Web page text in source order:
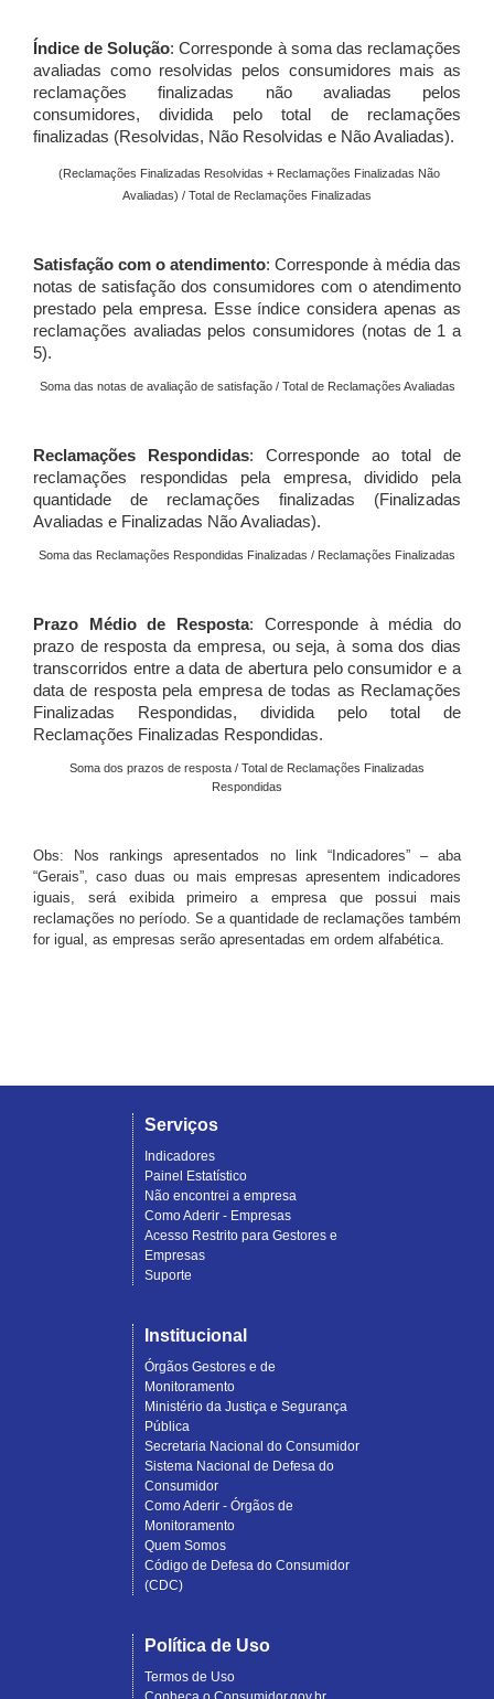
Índice de Solução: Corresponde à soma das reclamações
avaliadas como resolvidas pelos consumidores mais as
reclamações finalizadas não avaliadas pelos
consumidores, dividida pelo total de reclamações
finalizadas (Resolvidas, Não Resolvidas e Não Avaliadas).
(Reclamações Finalizadas Resolvidas + Reclamações Finalizadas Não
Avaliadas) / Total de Reclamações Finalizadas
Satisfação com o atendimento: Corresponde à média das
notas de satisfação dos consumidores com o atendimento
prestado pela empresa. Esse índice considera apenas as
reclamações avaliadas pelos consumidores (notas de 1 a
5).
Soma das notas de avaliação de satisfação / Total de Reclamações Avaliadas
Reclamações Respondidas: Corresponde ao total de
reclamações respondidas pela empresa, dividido pela
quantidade de reclamações finalizadas (Finalizadas
Avaliadas e Finalizadas Não Avaliadas).
Soma das Reclamações Respondidas Finalizadas / Reclamações Finalizadas
Prazo Médio de Resposta: Corresponde à média do
prazo de resposta da empresa, ou seja, à soma dos dias
transcorridos entre a data de abertura pelo consumidor e a
data de resposta pela empresa de todas as Reclamações
Finalizadas Respondidas, dividida pelo total de
Reclamações Finalizadas Respondidas.
Soma dos prazos de resposta / Total de Reclamações Finalizadas
Respondidas
Obs: Nos rankings apresentados no link “Indicadores” – aba
“Gerais”, caso duas ou mais empresas apresentem indicadores
iguais, será exibida primeiro a empresa que possui mais
reclamações no período. Se a quantidade de reclamações também
for igual, as empresas serão apresentadas em ordem alfabética.
Serviços
Indicadores
Painel Estatístico
Não encontrei a empresa
Como Aderir - Empresas
Acesso Restrito para Gestores e
Empresas
Suporte
Institucional
Órgãos Gestores e de
Monitoramento
Ministério da Justiça e Segurança
Pública
Secretaria Nacional do Consumidor
Sistema Nacional de Defesa do
Consumidor
Como Aderir - Órgãos de
Monitoramento
Quem Somos
Código de Defesa do Consumidor
(CDC)
Política de Uso
Termos de Uso